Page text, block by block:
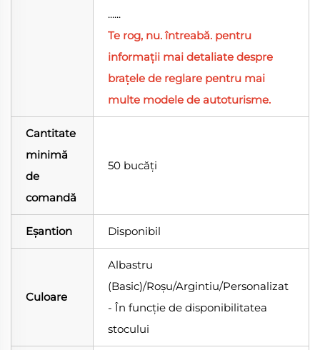
......
Te rog, nu. întreabă. pentru
informații mai detaliate despre
brațele de reglare pentru mai
multe modele de autoturisme.
Cantitate
minimă
de
comandă
50 bucăți
Eșantion Disponibil
Culoare
Albastru
(Basic)/Roșu/Argintiu/Personalizat
- În funcție de disponibilitatea
stocului